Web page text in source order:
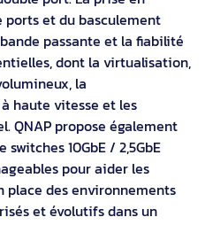
ports et du basculement
passante et la fiabilité
dont la virtualisation,
la
haute vitesse et les
QNAP propose également
10GbE / 2,5GbE
pour aider les
des environnements
et évolutifs dans un